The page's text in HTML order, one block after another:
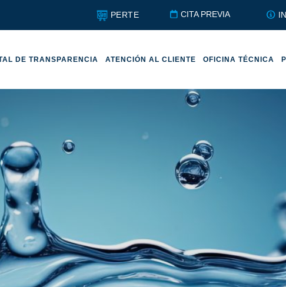
PERTE CITA PREVIA
DE TRANSPARENCIA ATENCIÓN AL CLIENTE OFICINA TÉCNICA